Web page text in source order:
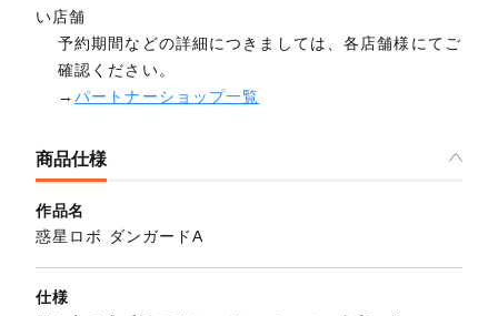
い店舗
予約期間などの詳細につきましては、各店舗様にてご
確認ください。
→パートナーショップ一覧
商品仕様
作品名
惑星ロボ ダンガードA
仕様